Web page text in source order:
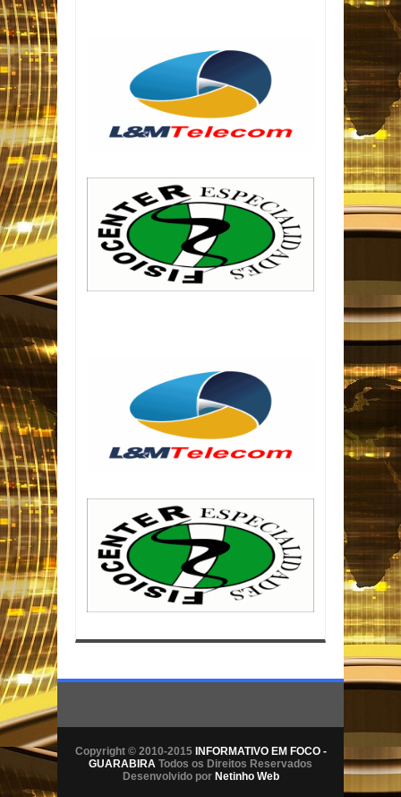
Copyright © 2010-2015 INFORMATIVO EM FOCO -
GUARABIRA Todos os Direitos Reservados
Desenvolvido por Netinho Web